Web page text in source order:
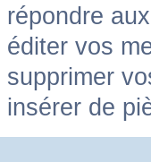
répondre
éditer vos
supprimer
insérer de